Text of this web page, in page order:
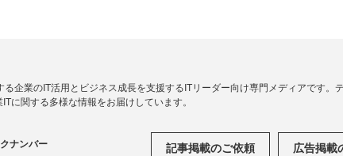
企業のIT活用とビジネス成長を支援するITリーダー向け専門メディアです。
に関する多様な情報をお届けしています。
ナンバー 記事掲載のご依頼 広告掲載